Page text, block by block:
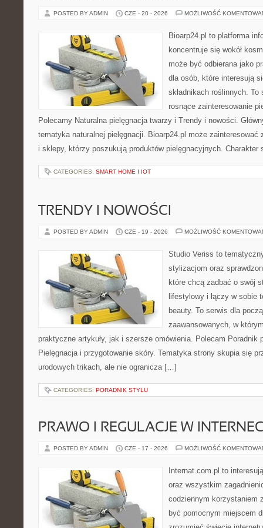
POSTED BY ADMIN CZE - 20 - 2026 MOŻLIWOŚĆ
Bioarp24.pl to platforma
koncentruje się wokół
może być odbierana jako
dla osób, które interesują
składnikach roślinnych.
rosnące zainteresowanie
Polecamy Naturalna pielęgnacja twarzy i Trendy i nowości.
tematyka naturalnej pielęgnacji. Bioarp24.pl może zainteresować
i sklepy, którzy poszukują produktów pielęgnacyjnych.
CATEGORIES: SMART HOME I IOT
TRENDY I NOWOŚCI
POSTED BY ADMIN CZE - 19 - 2026 MOŻLIWOŚĆ
Studio Veriss to
stylizacjom oraz
które chcą zadbać o swój
lifestylowy i łączy w sobie
beauty. To serwis dla
zaawansowanych, w
praktyczne artykuły, jak i szersze omówienia. Polecam
Pielęgnacja i przygotowanie skóry. Tematyka strony skupia się
urodowych trikach, ale nie ogranicza […]
CATEGORIES: PORADNIK STYLU
PRAWO I REGULACJE W
POSTED BY ADMIN CZE - 17 - 2026 MOŻLIWOŚĆ
Internat.com.pl to
oraz wszystkim
codziennym korzystaniem
być pomocnym miejscem